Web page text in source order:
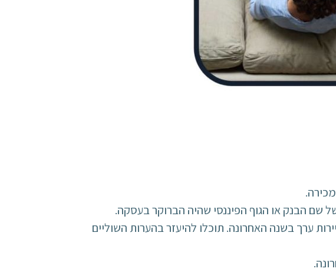
שם הבנק או הגוף הפיננסי שהיה הברוקר בעסקה.
ערך בשנה האחרונה. תוכלו להיעזר בהערות השוליים